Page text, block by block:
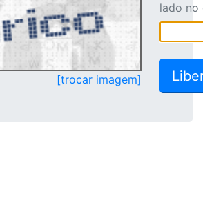
[trocar imagem]
lado no